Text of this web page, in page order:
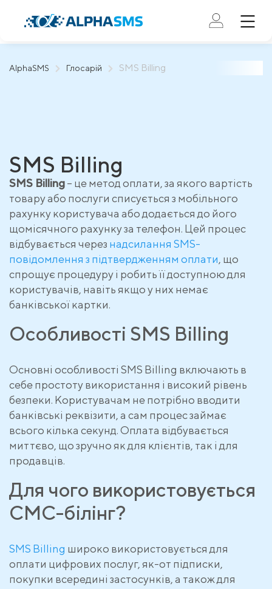
AlphaSMS Глосарій SMS Billing
SMS Billing
SMS Billing– це метод оплати, за якого вартість
товару або послуги списується з мобільного
рахунку користувача або додається до його
щомісячного рахунку за телефон. Цей процес
відбувається через надсилання SMS-
повідомлення з підтвердженням оплати, що
спрощує процедуру і робить її доступною для
користувачів, навіть якщо у них немає
банківської картки.
Особливості SMS Billing
Основні особливості SMS Billing включають в
себе простоту використання і високий рівень
безпеки. Користувачам не потрібно вводити
банківські реквізити, а сам процес займає
всього кілька секунд. Оплата відбувається
миттєво, що зручно як для клієнтів, так і для
продавців.
Для чого використовується
СМС-білінг?
SMS Billing широко використовується для
оплати цифрових послуг, як-от підписки,
покупки всередині застосунків, а також для